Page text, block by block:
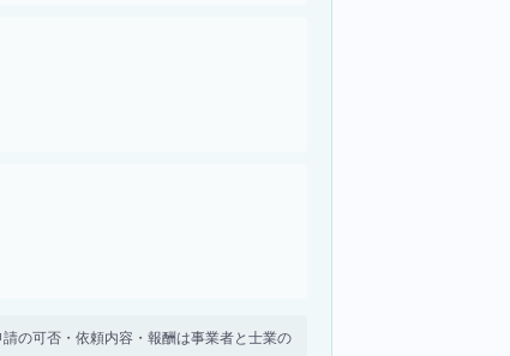
の可否・依頼内容・報酬は事業者と士業の